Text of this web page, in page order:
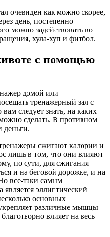
очевиден как можно скорее,
день, постепенно
можно задействовать во
хула-хуп и фитбол.
с помощью
домой или
тренажерный зал с
следует знать, на каких
сделать. В противном
деньги.
сжигают калории и
лишь в том, что они влияют
по сути, для сжигания
и на беговой дорожке, и на
все-таки самым
эллиптический
основных
различные мышцы
влияет на весь